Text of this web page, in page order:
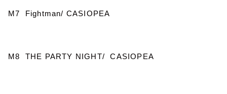
M7 Fightman/ CASIOPEA
M8 THE PARTY NIGHT/ CASIOPEA